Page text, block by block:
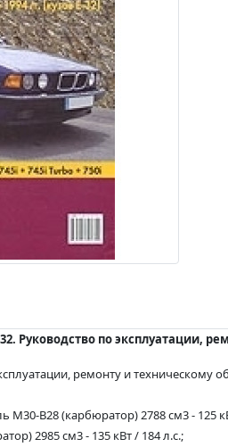
Руководство по эксплуатации,
ремонту и
M30-B28 (карбюратор) 2788 см3 - 125
2985 см3 - 135 кВт / 184 л.с.;